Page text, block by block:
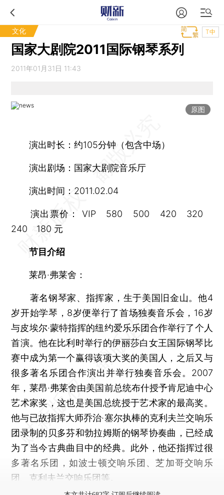
文化 T中
国家大剧院2011国际钢琴系列
2011年01月31日 11:43
原图
演出时长：约105分钟（包含中场）
演出剧场：国家大剧院音乐厅
演出时间：2011.02.04
演出票价： VIP 580 500 420 320
240 180 元
节目介绍
莱昂·弗莱舍：
著名钢琴家、指挥家，生于美国旧金山。他4
岁开始学琴，8岁便举行了首场独奏音乐会，16岁
与皮埃尔·蒙特指挥的纽约爱乐乐团合作举行了个人
首演。他在比利时举行的伊丽莎白女王国际钢琴比
赛中成为第一个赢得该项大奖的美国人，之后又与
很多著名乐团合作演出并举行独奏音乐会。2007
年，莱昂·弗莱舍由美国前总统布什授予肯尼迪中心
艺术家奖，这也是美国总统授于艺术家的最高奖。
他与已故指挥大师乔治·塞尔执棒的克利夫兰交响乐
团录制的贝多芬和勃拉姆斯的钢琴协奏曲，已经成
为了当今古典曲目中的经典。此外，他还指挥过很
多著名乐团，如波士顿交响乐团、芝加哥交响乐
团、克利夫兰交响乐团等。